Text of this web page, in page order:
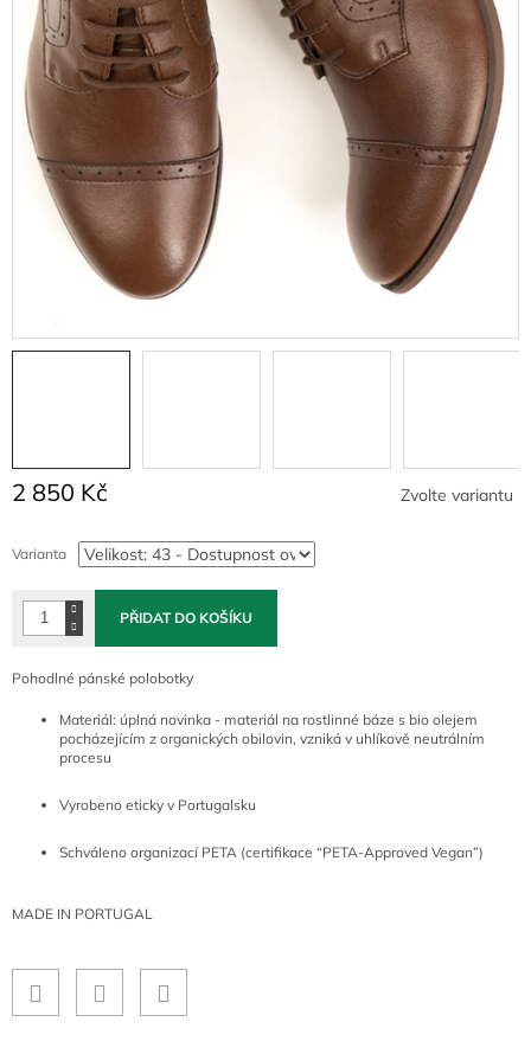
2 850 Kč
cena:
Zvolte variantu
Varianta
PŘIDAT DO KOŠÍKU
Pohodlné pánské polobotky
Materiál: úplná novinka - materiál na rostlinné báze s bio olejem
pocházejícím z organických obilovin, vzniká v uhlíkově neutrálním
procesu
Vyrobeno eticky v Portugalsku
Schváleno organizací PETA (certifikace “PETA-Approved Vegan”)
MADE IN PORTUGAL